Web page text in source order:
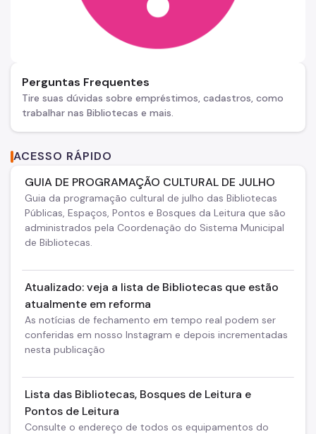
Perguntas Frequentes
Tire suas dúvidas sobre empréstimos, cadastros, como
trabalhar nas Bibliotecas e mais.
ACESSO RÁPIDO
GUIA DE PROGRAMAÇÃO CULTURAL DE JULHO
Guia da programação cultural de julho das Bibliotecas
Públicas, Espaços, Pontos e Bosques da Leitura que são
administrados pela Coordenação do Sistema Municipal
de Bibliotecas.
Atualizado: veja a lista de Bibliotecas que estão
atualmente em reforma
As notícias de fechamento em tempo real podem ser
conferidas em nosso Instagram e depois incrementadas
nesta publicação
Lista das Bibliotecas, Bosques de Leitura e
Pontos de Leitura
Consulte o endereço de todos os equipamentos do